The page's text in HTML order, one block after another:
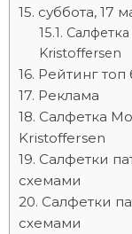
суббота, 17
Kristoffersen
Рейтинг топ
Реклама
Салфетка
Kristoffersen
Салфетки
схемами
Салфетки
схемами